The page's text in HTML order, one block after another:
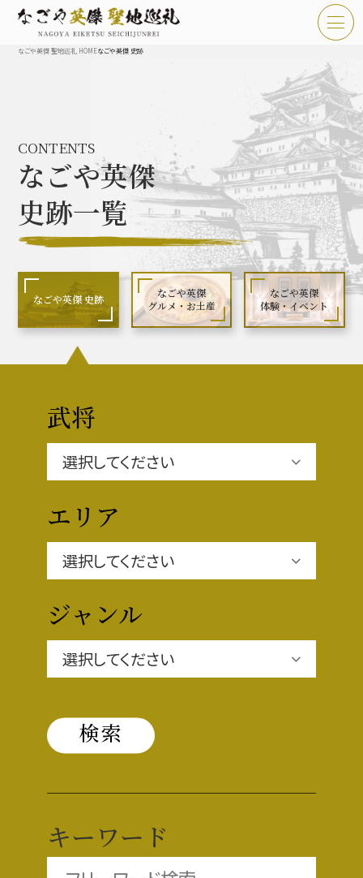
なごや英傑 聖地巡礼とは
なごや英傑 史跡 一覧
なごや英傑 グルメ・土産 一覧
なごや英傑 体験・イベント
豊臣秀長と名古屋の関係
秀長関連 史跡 一覧
秀長グルメ・土産一覧
豊臣秀吉と名古屋の関係
秀吉関連 史跡 一覧
秀吉グルメ・土産 一覧
信長関連 史跡 一覧
信長グルメ・土産一覧
なごや英傑 聖地巡礼 HOMEなごや英傑 史跡
CONTENTS
なごや英傑
史跡一覧
なごや英傑 史跡
なごや英傑
グルメ・お土産
なごや英傑
体験・イベント
武将
エリア
ジャンル
キーワード